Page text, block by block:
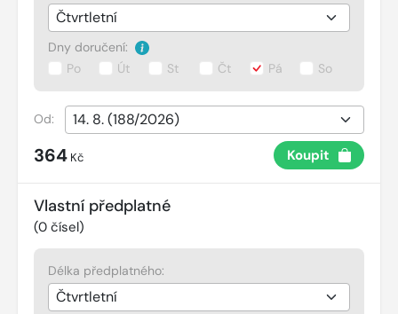
Dny doručení:
Po
Út St Čt Pá So
Od:
364 Kč Koupit
Vlastní předplatné
(0 čísel)
Délka předplatného: